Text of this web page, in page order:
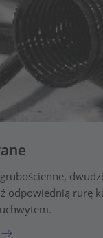
odpowiednią rurę